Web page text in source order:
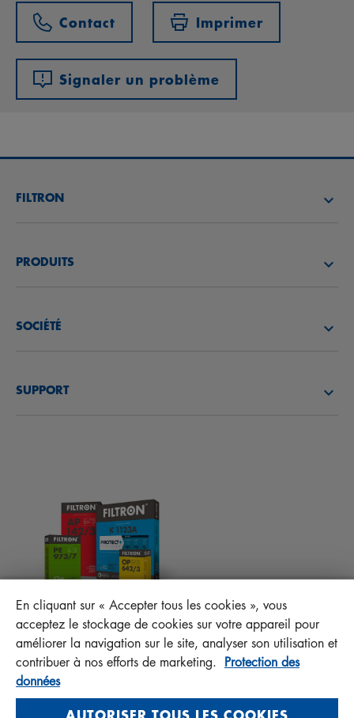
Contact Imprimer
Signaler un problème
FILTRON
TROUVEZ UN DISTRIBUTEUR
PRODUITS
PROTECT+
SOCIÉTÉ
SUPPORT
FAQ
MANN+HUMMEL FT Poland
Sp. z o. o. Sp. k.
ul. Wrocławska 145, 63-800 GOSTYŃ, POLAND
Privacy Statement
Imprint
En cliquant sur « Accepter tous les cookies », vous
acceptez le stockage de cookies sur votre appareil pour
améliorer la navigation sur le site, analyser son utilisation et
contribuer à nos efforts de marketing. Protection des
données